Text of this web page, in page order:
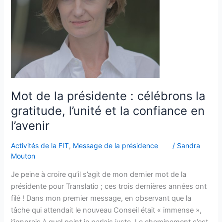
Mot de la présidente : célébrons la
gratitude, l’unité et la confiance en
l’avenir
Activités de la FIT, Message de la présidence / Sandra
Mouton
Je peine à croire qu’il s’agit de mon dernier mot de la
présidente pour Translatio ; ces trois dernières années ont
filé ! Dans mon premier message, en observant que la
tâche qui attendait le nouveau Conseil était « immense »,
gratitude,
et
confiance
en
l’avenir